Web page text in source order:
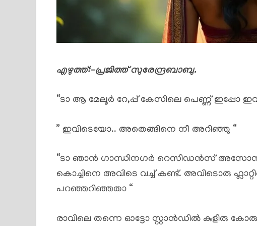
എഴുത്ത്:-പ്രജിത്ത് സുരേന്ദ്രബാബു.
“ടാ ആ മേലൂർ റേ,പ്പ് കേസിലെ പെണ്ണ് ഇപ്പോ
” ഇവിടെയോ.. അതെങ്ങിനെ നീ അറിഞ്ഞു “
“ടാ ഞാൻ ഗാന്ധിനഗർ റെസിഡൻസ്
കൊച്ചിനെ അവിടെ വച്ച് കണ്ട്. അവിടൊരു
പറഞ്ഞറിഞ്ഞതാ “
രാവിലെ തന്നെ ഓട്ടോ സ്റ്റാൻഡിൽ കുളിരു